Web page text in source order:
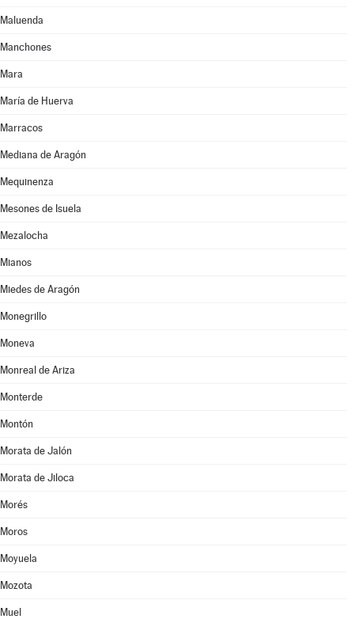
Maluenda
Manchones
Mara
María de Huerva
Marracos
Mediana de Aragón
Mequinenza
Mesones de Isuela
Mezalocha
Mianos
Miedes de Aragón
Monegrillo
Moneva
Monreal de Ariza
Monterde
Montón
Morata de Jalón
Morata de Jiloca
Morés
Moros
Moyuela
Mozota
Muel